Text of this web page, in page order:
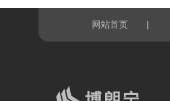
网站首页 |